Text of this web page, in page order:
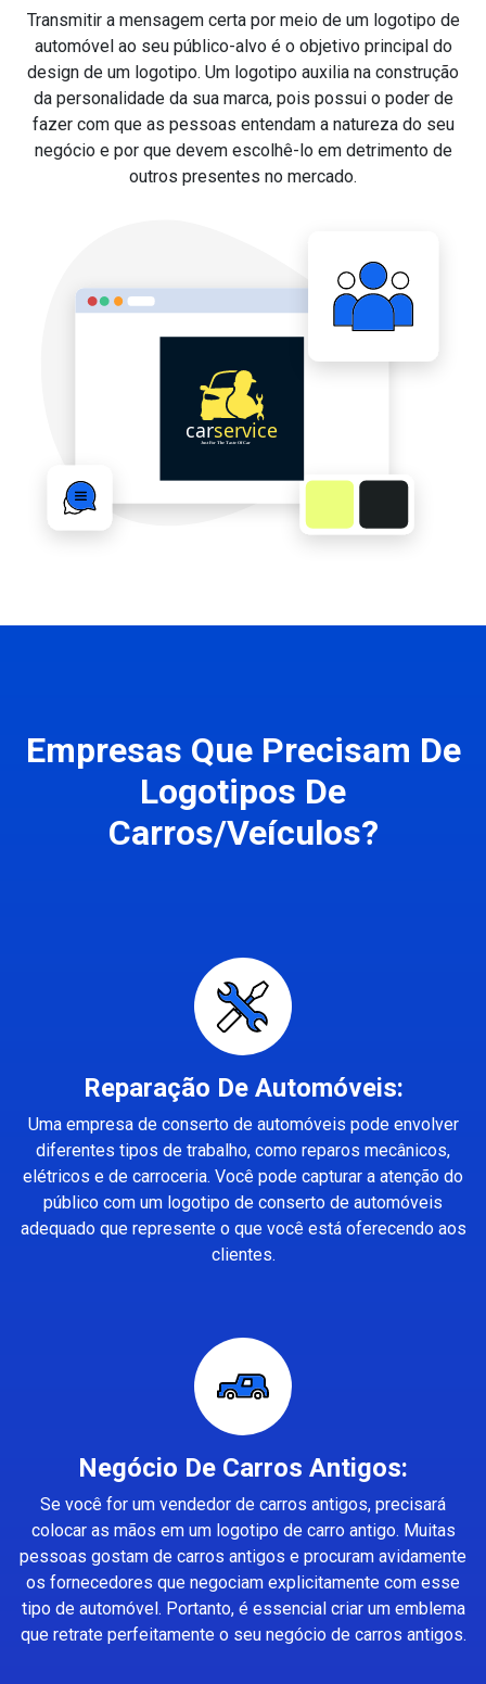
Transmitir a mensagem certa por meio de um logotipo de
automóvel ao seu público-alvo é o objetivo principal do
design de um logotipo. Um logotipo auxilia na construção
da personalidade da sua marca, pois possui o poder de
fazer com que as pessoas entendam a natureza do seu
negócio e por que devem escolhê-lo em detrimento de
outros presentes no mercado.
Empresas Que Precisam De
Logotipos De
Carros/Veículos?
Reparação De Automóveis:
Uma empresa de conserto de automóveis pode envolver
diferentes tipos de trabalho, como reparos mecânicos,
elétricos e de carroceria. Você pode capturar a atenção do
público com um logotipo de conserto de automóveis
adequado que represente o que você está oferecendo aos
clientes.
Negócio De Carros Antigos:
Se você for um vendedor de carros antigos, precisará
colocar as mãos em um logotipo de carro antigo. Muitas
pessoas gostam de carros antigos e procuram avidamente
os fornecedores que negociam explicitamente com esse
tipo de automóvel. Portanto, é essencial criar um emblema
que retrate perfeitamente o seu negócio de carros antigos.